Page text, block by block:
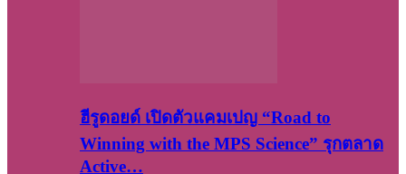
ฮีรูดอยด์ เปิดตัวแคมเปญ “Road to
Winning with the MPS Science” รุกตลาด
Active…